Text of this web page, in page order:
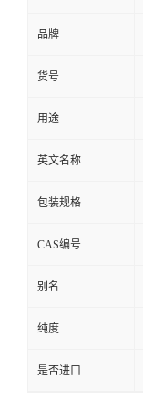
品牌
货号
用途
英文名称
包装规格
CAS编号
别名
纯度
是否进口